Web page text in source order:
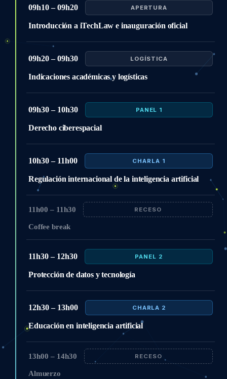
09h10 – 09h20 APERTURA
Introducción a iTechLaw e inauguración oficial
09h20 – 09h30 LOGÍSTICA
Indicaciones académicas y logísticas
09h30 – 10h30 PANEL 1
Derecho ciberespacial
10h30 – 11h00 CHARLA 1
Regulación internacional de la inteligencia artificial
11h00 – 11h30 RECESO
Coffee break
11h30 – 12h30 PANEL 2
Protección de datos y tecnología
12h30 – 13h00 CHARLA 2
Educación en inteligencia artificial
13h00 – 14h30 RECESO
Almuerzo